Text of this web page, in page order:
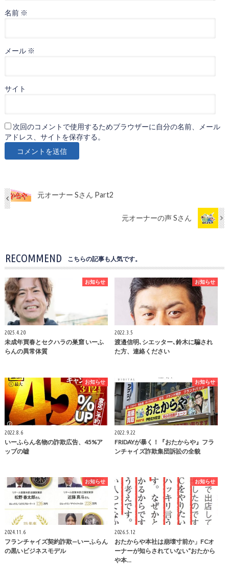
名前 ※
メール ※
サイト
次回のコメントで使用するためブラウザーに自分の名前、メール
アドレス、サイトを保存する。
元オーナー Sさん Part2
元オーナーの声 Sさん
RECOMMEND こちらの記事も人気です。
お知らせ
2025.4.20
未成年買春とセクハラの巣窟 いーふ
らんの異常体質
お知らせ
2022.3.5
渡邉信明､シエッター､鈴木に騙され
た方、連絡ください
お知らせ
2022.8.6
いーふらん名物の詐欺広告、45%ア
ップの嘘
お知らせ
2022.9.22
FRIDAYが暴く！『おたからや』フラ
ンチャイズ詐欺集団訴訟の全貌
お知らせ
2024.11.6
フランチャイズ契約詐欺—いーふらん
の黒いビジネスモデル
お知らせ
2026.5.12
おたからや本社は崩壊寸前か」FCオ
ーナーが知らされていない“おたから
や本…